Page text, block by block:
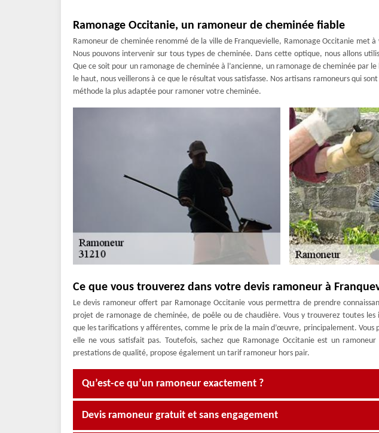
Ramonage Occitanie, un ramoneur de cheminée fiable
Ramoneur de cheminée renommé de la ville de Franquevielle, Ramonage Occitanie met
Nous pouvons intervenir sur tous types de cheminée. Dans cette optique, nous allons
Que ce soit pour un ramonage de cheminée à l’ancienne, un ramonage de cheminée par
le haut, nous veillerons à ce que le résultat vous satisfasse. Nos artisans ramoneurs qui
méthode la plus adaptée pour ramoner votre cheminée.
Ce que vous trouverez dans votre devis ramoneur à
Le devis ramoneur offert par Ramonage Occitanie vous permettra de prendre
projet de ramonage de cheminée, de poêle ou de chaudière. Vous y trouverez toutes
que les tarifications y afférentes, comme le prix de la main d’œuvre, principalement. Vous
elle ne vous satisfait pas. Toutefois, sachez que Ramonage Occitanie est un
prestations de qualité, propose également un tarif ramoneur hors pair.
Qu’est-ce qu’un ramoneur exactement ?
Devis ramoneur gratuit et sans engagement